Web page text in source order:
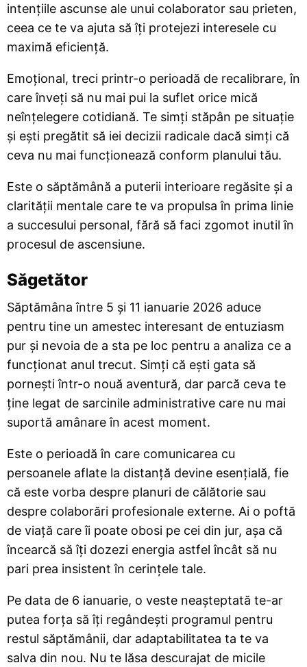
intențiile ascunse ale unui colaborator sau prieten,
ceea ce te va ajuta să îți protejezi interesele cu
maximă eficiență.
Emoțional, treci printr-o perioadă de recalibrare, în
care înveți să nu mai pui la suflet orice mică
neînțelegere cotidiană. Te simți stăpân pe situație
și ești pregătit să iei decizii radicale dacă simți că
ceva nu mai funcționează conform planului tău.
Este o săptămână a puterii interioare regăsite și a
clarității mentale care te va propulsa în prima linie
a succesului personal, fără să faci zgomot inutil în
procesul de ascensiune.
Săgetător
Săptămâna între 5 și 11 ianuarie 2026 aduce
pentru tine un amestec interesant de entuziasm
pur și nevoia de a sta pe loc pentru a analiza ce a
funcționat anul trecut. Simți că ești gata să
pornești într-o nouă aventură, dar parcă ceva te
ține legat de sarcinile administrative care nu mai
suportă amânare în acest moment.
Este o perioadă în care comunicarea cu
persoanele aflate la distanță devine esențială, fie
că este vorba despre planuri de călătorie sau
despre colaborări profesionale externe. Ai o poftă
de viață care îi poate obosi pe cei din jur, așa că
încearcă să îți dozezi energia astfel încât să nu
pari prea insistent în cerințele tale.
Pe data de 6 ianuarie, o veste neașteptată te-ar
putea forța să îți regândești programul pentru
restul săptămânii, dar adaptabilitatea ta te va
salva din nou. Nu te lăsa descurajat de micile